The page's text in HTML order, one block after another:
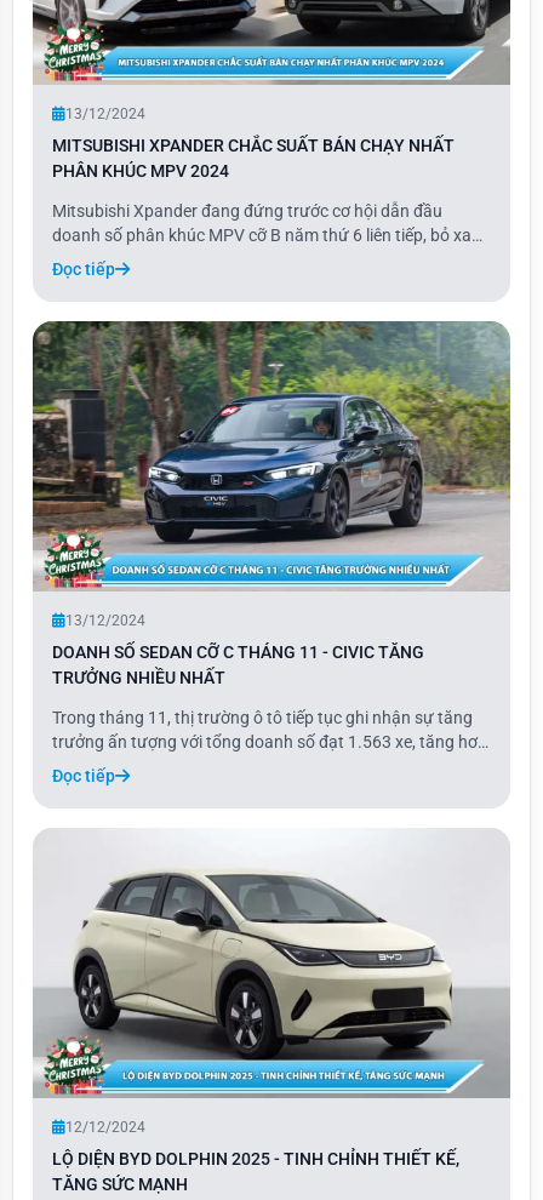
13/12/2024
MITSUBISHI XPANDER CHẮC SUẤT BÁN CHẠY NHẤT
PHÂN KHÚC MPV 2024
Mitsubishi Xpander đang đứng trước cơ hội dẫn đầu
doanh số phân khúc MPV cỡ B năm thứ 6 liên tiếp, bỏ xa
đối thủ Toyota Veloz khoảng 10.000 xe. Nếu tính cả mẫu
Avanza, tổng doanh số của hai mẫu xe nhà Toyota đạt
9.341 xe, thấp hơn Xpander khoảng 8.100 xe.
Đọc tiếp
13/12/2024
DOANH SỐ SEDAN CỠ C THÁNG 11 - CIVIC TĂNG
TRƯỞNG NHIỀU NHẤT
Trong tháng 11, thị trường ô tô tiếp tục ghi nhận sự tăng
trưởng ấn tượng với tổng doanh số đạt 1.563 xe, tăng hơn
13% so với tháng trước. Đây là mức doanh số cao nhất
trong năm 2024 tính đến thời điểm hiện tại.
Đọc tiếp
12/12/2024
LỘ DIỆN BYD DOLPHIN 2025 - TINH CHỈNH THIẾT KẾ,
TĂNG SỨC MẠNH